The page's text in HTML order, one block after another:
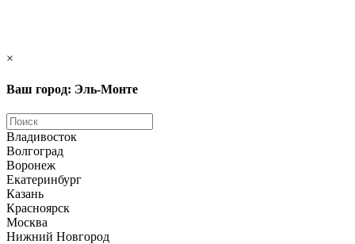
×
Ваш город: Эль-Монте
Владивосток
Волгоград
Воронеж
Екатеринбург
Казань
Красноярск
Москва
Нижний Новгород